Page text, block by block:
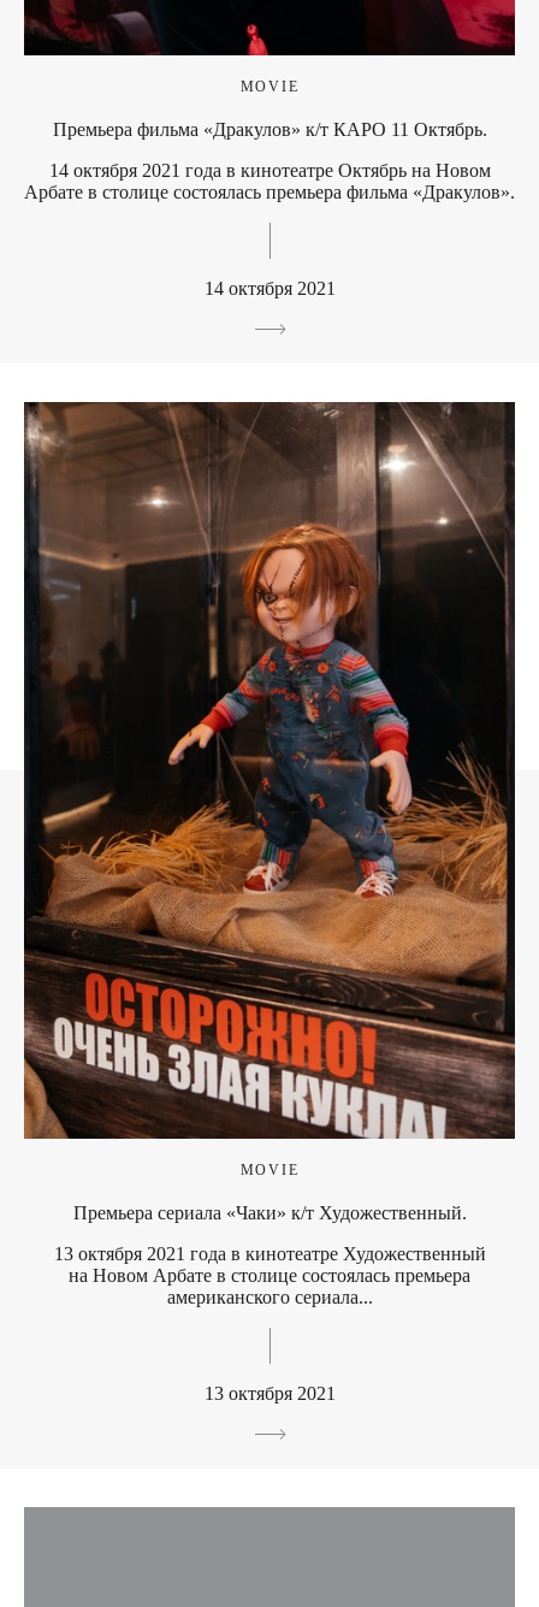
MOVIE
Премьера фильма «Дракулов» к/т КАРО 11 Октябрь.
14 октября 2021 года в кинотеатре Октябрь на Новом
Арбате в столице состоялась премьера фильма «Дракулов».
14 октября 2021
MOVIE
Премьера сериала «Чаки» к/т Художественный.
13 октября 2021 года в кинотеатре Художественный
на Новом Арбате в столице состоялась премьера
американского сериала...
13 октября 2021